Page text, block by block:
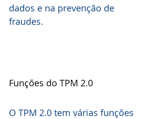
dados e na prevenção de
fraudes.
Funções do TPM 2.0
O TPM 2.0 tem várias funções